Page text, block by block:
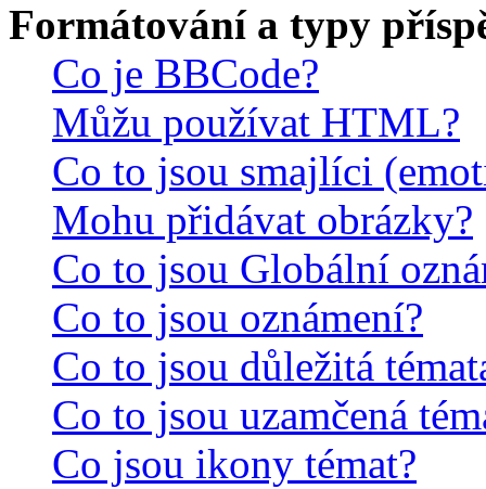
Formátování a typy
Co je BBCode?
Můžu používat HTML?
Co to jsou smajlíci
Mohu přidávat obrázky?
Co to jsou Globální
Co to jsou oznámení?
Co to jsou důležitá
Co to jsou uzamčená
Co jsou ikony témat?